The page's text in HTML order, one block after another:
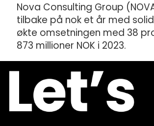
Nova Consulting Group
tilbake på nok et år med
økte omsetningen med 38
873 millioner NOK i 2023.